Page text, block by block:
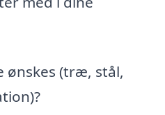
ønskes (træ, stål,